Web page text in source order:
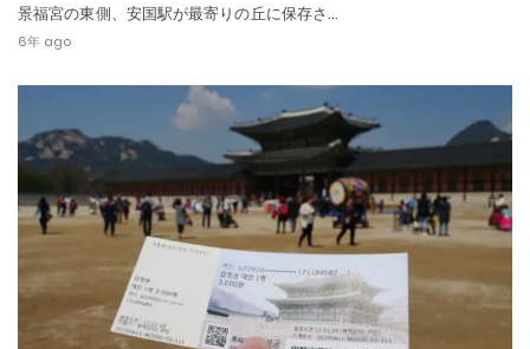
景福宮の東側、安国駅が最寄りの丘に保存さ…
6年 ago